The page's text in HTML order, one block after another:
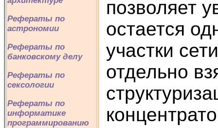
Рефераты по
астрономии
Рефераты по
банковскому делу
Рефераты по
сексологии
Рефераты по
информатике
программированию
позволяет
остается
участки
отдельно